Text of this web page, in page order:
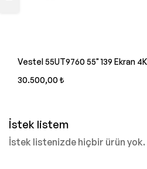
30.500,00 ₺
İstek listem
İstek listenizde hiçbir ürün yok.